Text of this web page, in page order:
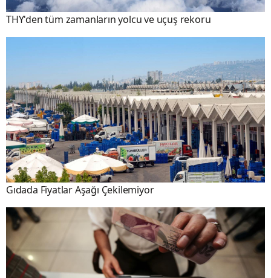
THY'den tüm zamanların yolcu ve uçuş rekoru
Gıdada Fiyatlar Aşağı Çekilemiyor